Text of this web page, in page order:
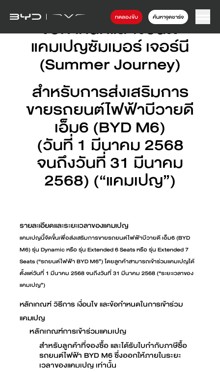
ทดลองขับ ค้นหาจุดชาร์จ
ข้อกำหนดและเงื่อนไข
แคมเปญซัมเมอร์ เจอร์นี
(Summer Journey)
สำหรับการส่งเสริมการ
ขายรถยนต์ไฟฟ้าบีวายดี
เอ็ม6 (BYD M6)
(วันที่ 1 มีนาคม 2568
จนถึงวันที่ 31 มีนาคม
2568) (“แคมเปญ”)
รายละเอียดและระยะเวลาของแคมเปญ
แคมเปญนี้จัดขึ้นเพื่อส่งเสริมการขายรถยนต์ไฟฟ้าบีวายดี เอ็ม6 (BYD
M6) รุ่น Dynamic หรือ รุ่น Extended 6 Seats หรือ รุ่น Extended 7
Seats (“รถยนต์ไฟฟ้า BYD M6”) โดยลูกค้าสามารถเข้าร่วมแคมเปญได้
ตั้งแต่วันที่ 1 มีนาคม 2568 จนถึงวันที่ 31 มีนาคม 2568 (“ระยะเวลาของ
แคมเปญ”)
หลักเกณฑ์ วิธีการ เงื่อนไข และข้อกำหนดในการเข้าร่วม
แคมเปญ
หลักเกณฑ์การเข้าร่วมแคมเปญ
สำหรับลูกค้าที่จองซื้อ และได้รับใบกำกับภาษีซื้อ
รถยนต์ไฟฟ้า BYD M6 ซึ่งออกให้ภายในระยะ
เวลาของแคมเปญ เท่านั้น